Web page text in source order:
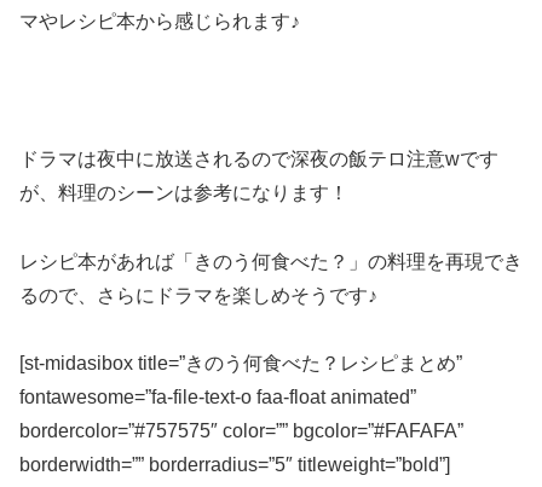
マやレシピ本から感じられます♪
ドラマは夜中に放送されるので深夜の飯テロ注意wです
が、料理のシーンは参考になります！
レシピ本があれば「きのう何食べた？」の料理を再現でき
るので、さらにドラマを楽しめそうです♪
[st-midasibox title=”きのう何食べた？レシピまとめ”
fontawesome=”fa-file-text-o faa-float animated”
bordercolor=”#757575″ color=”” bgcolor=”#FAFAFA”
borderwidth=”” borderradius=”5″ titleweight=”bold”]